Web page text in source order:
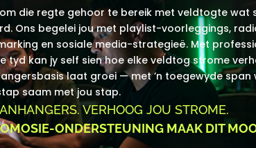
die regte gehoor te bereik met veldtogte wat
Ons begelei jou met playlist-voorleggings,
en sosiale media-strategieë. Met
tyd kan jy self sien hoe elke veldtog strome
laat groei — met ’n toegewyde span
saam met jou stap.
VERHOOG JOU STROME.
ONDERSTEUNING MAAK DIT